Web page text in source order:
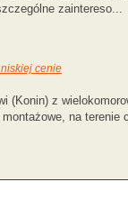
zaintereso...
cenie
(Konin) z
na terenie